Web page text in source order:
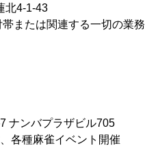
北4-1-43
または関連する一切の業務
ナンバプラザビル705
各種麻雀イベント開催